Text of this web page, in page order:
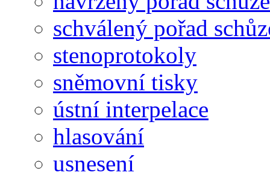
schválený pořad
stenoprotokoly
sněmovní tisky
ústní interpelace
hlasování
usnesení